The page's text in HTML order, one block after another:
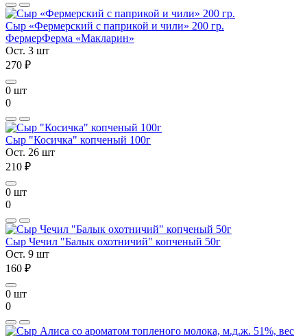
Сыр «Фермерский с паприкой и чили» 200 гр.
ФермерФерма «Макларин»
Ост. 3 шт
270 ₽
0 шт
0
Сыр "Косичка" копченый 100г
Ост. 26 шт
210 ₽
0 шт
0
Сыр Чечил "Балык охотничий" копченый 50г
Ост. 9 шт
160 ₽
0 шт
0